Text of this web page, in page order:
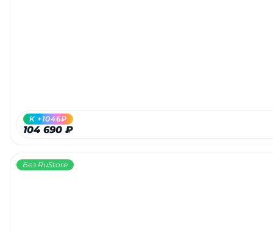
104 690 ₽
K +1046₽
Без RuStore